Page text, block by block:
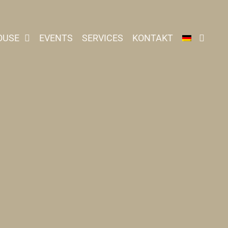
EVENTS SERVICES KONTAKT